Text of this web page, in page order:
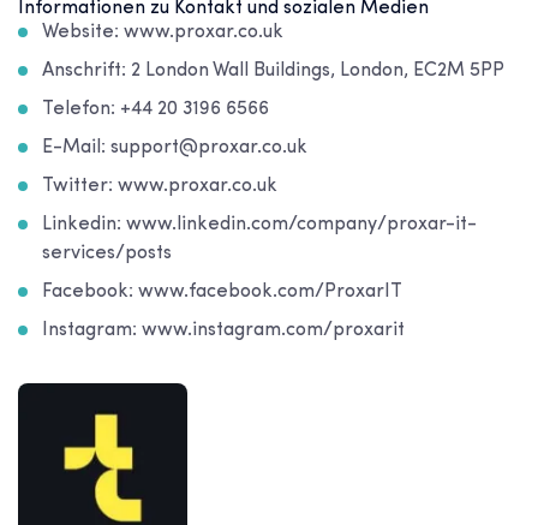
Informationen zu Kontakt und sozialen Medien
Website: www.proxar.co.uk
Anschrift: 2 London Wall Buildings, London, EC2M 5PP
Telefon: +44 20 3196 6566
E-Mail: support@proxar.co.uk
Twitter: www.proxar.co.uk
Linkedin: www.linkedin.com/company/proxar-it-
services/posts
Facebook: www.facebook.com/ProxarIT
Instagram: www.instagram.com/proxarit